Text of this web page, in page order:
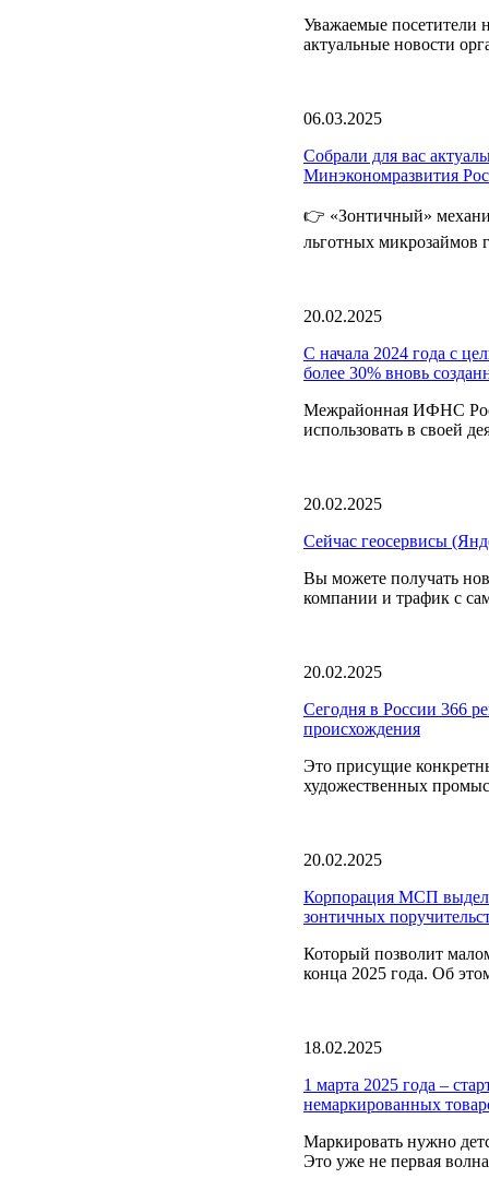
Уважаемые посетители
актуальные новости
06.03.2025
Собрали для вас
Минэкономразвития
👉 «Зонтичный»
льготных микрозаймов
20.02.2025
С начала 2024 года с
более 30% вновь
Межрайонная ИФНС
использовать в своей
20.02.2025
Сейчас геосервисы
Вы можете получать
компании и трафик с
20.02.2025
Сегодня в России 366
происхождения
Это присущие
художественных
20.02.2025
Корпорация МСП
зонтичных
Который позволит
конца 2025 года. Об
18.02.2025
1 марта 2025 года –
немаркированных
Маркировать нужно
Это уже не первая